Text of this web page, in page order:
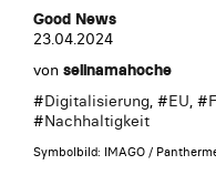
Good News
23.04.2024
von selinamahoche
#Digitalisierung, #EU, #
#Nachhaltigkeit
Symbolbild: IMAGO /